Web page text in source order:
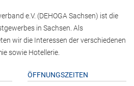
e.V. (DEHOGA Sachsen) ist die
in Sachsen. Als
wir die Interessen der verschiedenen
sowie Hotellerie.
ÖFFNUNGSZEITEN